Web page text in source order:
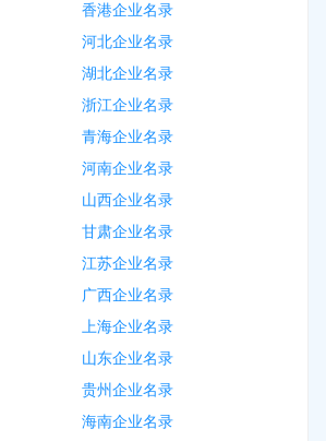
香港企业名录
河北企业名录
湖北企业名录
浙江企业名录
青海企业名录
河南企业名录
山西企业名录
甘肃企业名录
江苏企业名录
广西企业名录
上海企业名录
山东企业名录
贵州企业名录
海南企业名录